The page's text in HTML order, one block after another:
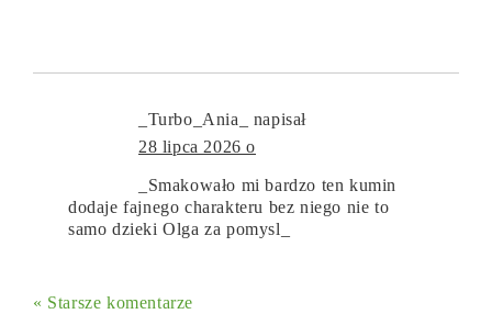
_Turbo_Ania_
napisał
28 lipca 2026 o
_Smakowało mi bardzo ten kumin
dodaje fajnego charakteru bez niego nie to
samo dzieki Olga za pomysl_
« Starsze komentarze